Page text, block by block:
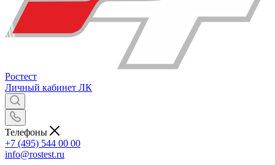
Ростест
Личный кабинет ЛК
Телефоны
+7 (495) 544 00 00
info@rostest.ru